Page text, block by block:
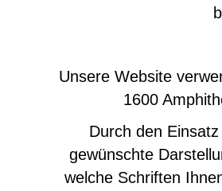
Unsere Website
1600
Durch den
gewünschte
welche Schriften